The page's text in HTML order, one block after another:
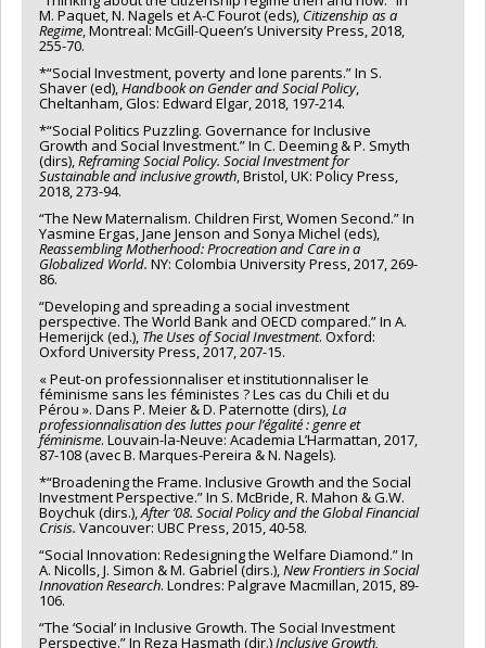
M. Paquet, N. Nagels et A-C Fourot (eds), Citizenship as a
Regime, Montreal: McGill-Queen’s University Press, 2018,
255-70.
*“Social Investment, poverty and lone parents.” In S.
Shaver (ed),Handbook on Gender and Social Policy,
Cheltanham, Glos: Edward Elgar, 2018, 197-214.
*“Social Politics Puzzling. Governance for Inclusive
Growth and Social Investment.” In C. Deeming & P. Smyth
(dirs),Reframing Social Policy. Social Investment for
Sustainable and inclusive growth, Bristol, UK: Policy Press,
2018, 273-94.
“The New Maternalism. Children First, Women Second.” In
Yasmine Ergas, Jane Jenson and Sonya Michel (eds),
Reassembling Motherhood: Procreation and Care in a
Globalized World. NY: Colombia University Press, 2017, 269-
86.
“Developing and spreading a social investment
perspective. The World Bank and OECD compared.” In A.
Hemerijck (ed.), The Uses of Social Investment. Oxford:
Oxford University Press, 2017, 207-15.
« Peut-on professionnaliser et institutionnaliser le
féminisme sans les féministes ? Les cas du Chili et du
Pérou ». Dans P. Meier & D. Paternotte (dirs),La
professionnalisation des luttes pour l’égalité : genre et
féminisme. Louvain-la-Neuve: Academia L’Harmattan, 2017,
87-108 (avec B. Marques-Pereira & N. Nagels).
*“Broadening the Frame. Inclusive Growth and the Social
Investment Perspective.” In S. McBride, R. Mahon & G.W.
Boychuk (dirs.),After ’08. Social Policy and the Global Financial
Crisis. Vancouver: UBC Press, 2015, 40-58.
“Social Innovation: Redesigning the Welfare Diamond.” In
A. Nicolls, J. Simon & M. Gabriel (dirs.),New Frontiers in Social
Innovation Research. Londres: Palgrave Macmillan, 2015, 89-
106.
“The ‘Social’ in Inclusive Growth. The Social Investment
Perspective.” In Reza Hasmath (dir.)Inclusive Growth,